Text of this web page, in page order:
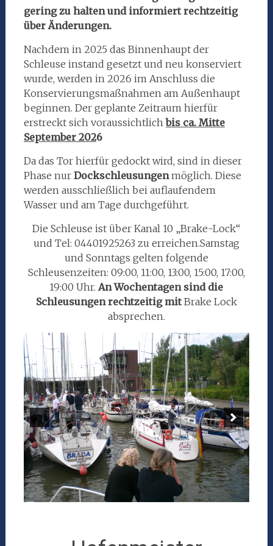
gering zu halten und informiert rechtzeitig
über Änderungen.
Nachdem in 2025 das Binnenhaupt der
Schleuse instand gesetzt und neu konserviert
wurde, werden in 2026 im Anschluss die
Konservierungsmaßnahmen am Außenhaupt
beginnen. Der geplante Zeitraum hierfür
erstreckt sich voraussichtlichbis ca. Mitte
September 2026
Da das Tor hierfür gedockt wird, sind in dieser
Phase nur Dockschleusungenmöglich. Diese
werden ausschließlich bei auflaufendem
Wasser und am Tage durchgeführt.
Die Schleuse ist über Kanal 10 „Brake-Lock“
und Tel: 04401925263 zu erreichen.Samstag
und Sonntags gelten folgende
Schleusenzeiten: 09:00, 11:00, 13:00, 15:00, 17:00,
19:00 Uhr.An Wochentagen sind die
Schleusungen rechtzeitig mitBrake Lock
absprechen.